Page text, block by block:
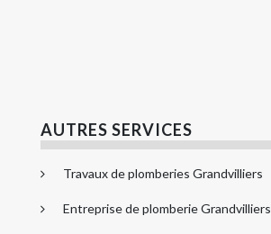
AUTRES SERVICES
Travaux de plomberies Grandvilliers
Entreprise de plomberie Grandvilliers